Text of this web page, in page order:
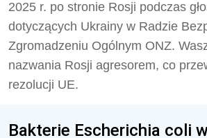
2025 r. po stronie Rosji podczas
dotyczących Ukrainy w Radzie
Zgromadzeniu Ogólnym ONZ.
nazwania Rosji agresorem, co
rezolucji UE.
Bakterie Escherichia coli